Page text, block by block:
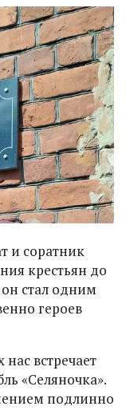
и соратник
крестьян до
стал одним
героев
встречает
«Селяночка».
подлинно